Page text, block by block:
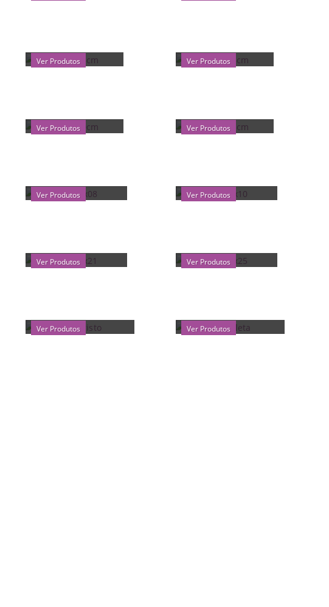
Ver Produtos Ver Produtos
Ver Produtos Ver Produtos
Ver Produtos Ver Produtos
Ver Produtos Ver Produtos
Ver Produtos Ver Produtos